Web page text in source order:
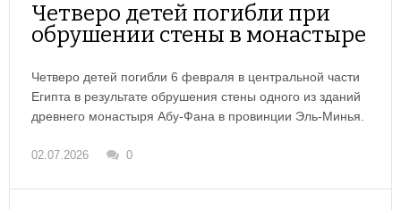
Четверо детей погибли при
обрушении стены в монастыре
Четверо детей погибли 6 февраля в центральной части
Египта в результате обрушения стены одного из зданий
древнего монастыря Абу-Фана в провинции Эль-Минья.
02.07.2026 0